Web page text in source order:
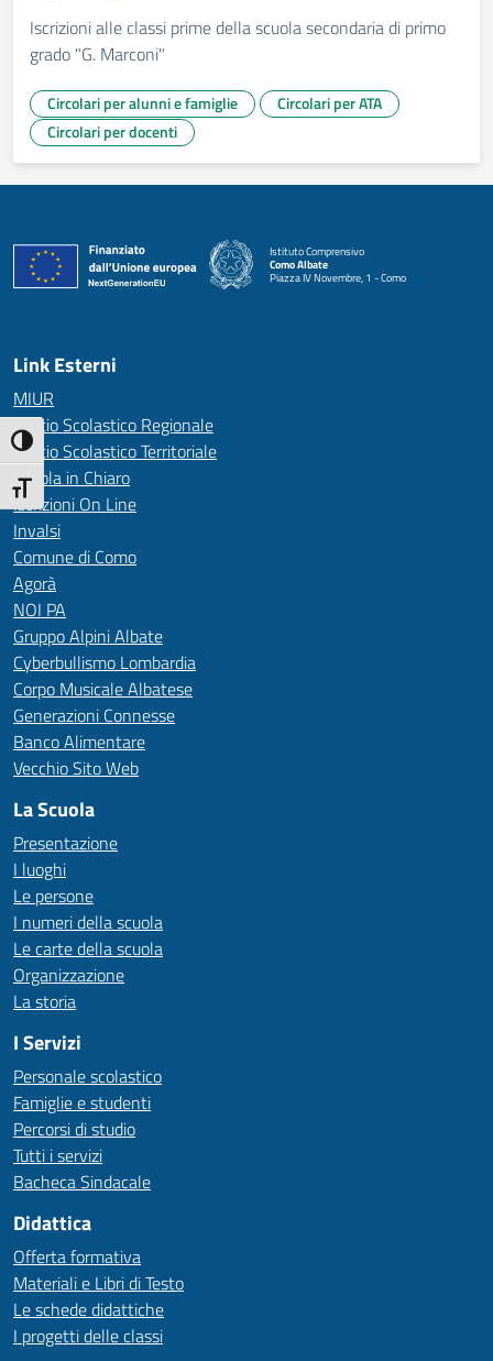
Attiva/disattiva alto contrasto
Attiva/disattiva dimensione testo
Iscrizioni alle classi prime della scuola secondaria di primo
grado "G. Marconi"
Circolari per alunni e famiglie
Circolari per ATA
Circolari per docenti
Istituto Comprensivo
Como Albate
Piazza IV Novembre, 1 - Como
— Visita la pagina iniziale della scuola
Link Esterni
MIUR
Ufficio Scolastico Regionale
Ufficio Scolastico Territoriale
Scuola in Chiaro
Iscrizioni On Line
Invalsi
Comune di Como
Agorà
NOI PA
Gruppo Alpini Albate
Cyberbullismo Lombardia
Corpo Musicale Albatese
Generazioni Connesse
Banco Alimentare
Vecchio Sito Web
La Scuola
Presentazione
I luoghi
Le persone
I numeri della scuola
Le carte della scuola
Organizzazione
La storia
I Servizi
Personale scolastico
Famiglie e studenti
Percorsi di studio
Tutti i servizi
Bacheca Sindacale
Didattica
Offerta formativa
Materiali e Libri di Testo
Le schede didattiche
I progetti delle classi